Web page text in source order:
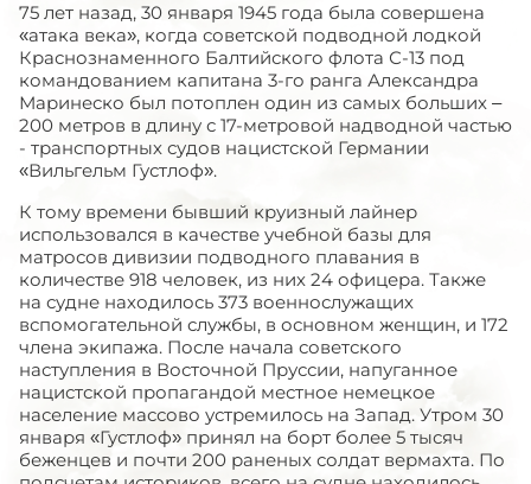
75 лет назад, 30 января 1945 года была совершена
«атака века», когда советской подводной лодкой
Краснознаменного Балтийского флота С-13 под
командованием капитана 3-го ранга Александра
Маринеско был потоплен один из самых больших –
200 метров в длину с 17-метровой надводной частью
- транспортных судов нацистской Германии
«Вильгельм Густлоф».
К тому времени бывший круизный лайнер
использовался в качестве учебной базы для
матросов дивизии подводного плавания в
количестве 918 человек, из них 24 офицера. Также
на судне находилось 373 военнослужащих
вспомогательной службы, в основном женщин, и 172
члена экипажа. После начала советского
наступления в Восточной Пруссии, напуганное
нацистской пропагандой местное немецкое
население массово устремилось на Запад. Утром 30
января «Густлоф» принял на борт более 5 тысяч
беженцев и почти 200 раненых солдат вермахта. По